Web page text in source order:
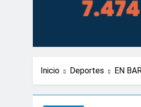
Inicio Deportes EN